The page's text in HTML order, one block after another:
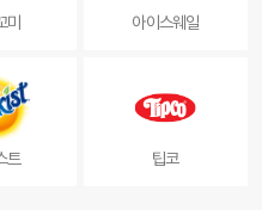
미 아이스웨일
트 팁코